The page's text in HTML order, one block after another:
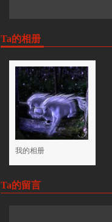
Ta的相册
我的相册
Ta的留言